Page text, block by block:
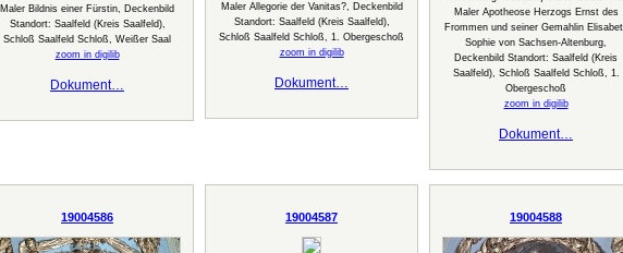
Maler Bildnis einer Fürstin, Deckenbild
Standort: Saalfeld (Kreis Saalfeld),
Schloß Saalfeld Schloß, Weißer Saal
zoom in digilib
Dokument…
Maler Allegorie der Vanitas?, Deckenbild
Standort: Saalfeld (Kreis Saalfeld),
Schloß Saalfeld Schloß, 1. Obergeschoß
zoom in digilib
Dokument…
Maler Apotheose Herzogs Ernst des
Frommen und seiner Gemahlin
Sophie von Sachsen-Altenburg,
Deckenbild Standort: Saalfeld (Kreis
Saalfeld), Schloß Saalfeld Schloß, 1.
Obergeschoß
zoom in digilib
Dokument…
19004586 19004587 19004588